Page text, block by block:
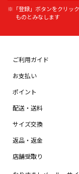
※「登録」ボタンをクリック
ものとみなします
ご利用ガイド
お支払い
ポイント
配送・送料
サイズ交換
返品・返金
店舗受取り